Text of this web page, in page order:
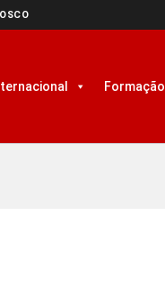
Formação